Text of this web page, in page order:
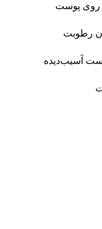
روی پوست
رطوبت
آسیب‌دیده